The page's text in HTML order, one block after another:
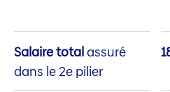
Salaire totalassuré
dans le 2e pilier